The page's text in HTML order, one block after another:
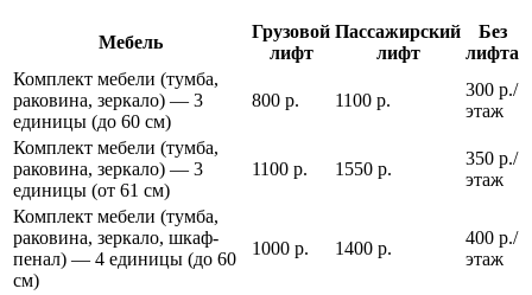
Мебель
Грузовой
лифт
Пассажирский
лифт
Без
лифта
Комплект мебели (тумба,
раковина, зеркало) — 3
единицы (до 60 см)
800 р. 1100 р.
300 р./
этаж
Комплект мебели (тумба,
раковина, зеркало) — 3
единицы (от 61 см)
1100 р. 1550 р.
350 р./
этаж
Комплект мебели (тумба,
раковина, зеркало, шкаф-
пенал) — 4 единицы (до 60
см)
1000 р. 1400 р.
400 р./
этаж